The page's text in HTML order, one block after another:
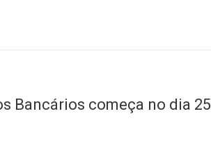
Bancários começa no dia 25